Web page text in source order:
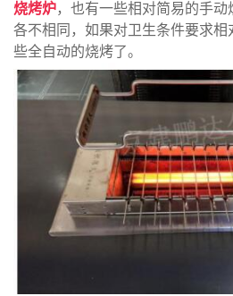
烧烤炉，也有一些相对简易的手
各不相同，如果对卫生条件要求
些全自动的烧烤了。